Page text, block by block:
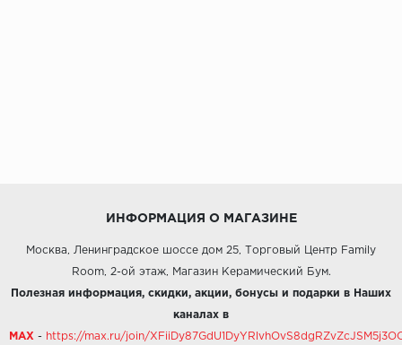
ИНФОРМАЦИЯ О МАГАЗИНЕ
Москва, Ленинградское шоссе дом 25, Торговый Центр Family
Room, 2-ой этаж, Магазин Керамический Бум.
Полезная информация, скидки, акции, бонусы и подарки в Наших
каналах в
MAX - https://max.ru/join/